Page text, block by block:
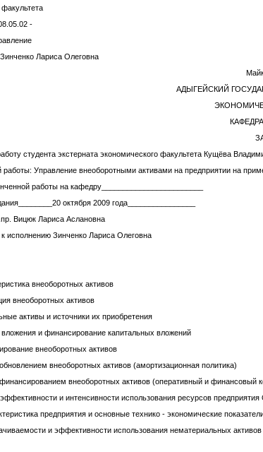
-
Лариса Олеговна
АДЫГЕЙСКИЙ
студента экстерната экономического факультета Кущёва
Управление внеоборотными активами на предприятии на
работы на кафедру________________________
октября 2009 года________________
Вицюк Лариса Аслановна
исполнению Зинченко Лариса Олеговна
внеоборотных активов
внеоборотных активов
активы и источники их приобретения
и финансирование капитальных вложений
внеоборотных активов
внеоборотных активов (амортизационная политика)
внеоборотных активов (оперативный и финансовый
и интенсивности использования ресурсов
предприятия и основные технико - экономические
и эффективности использования нематериальных